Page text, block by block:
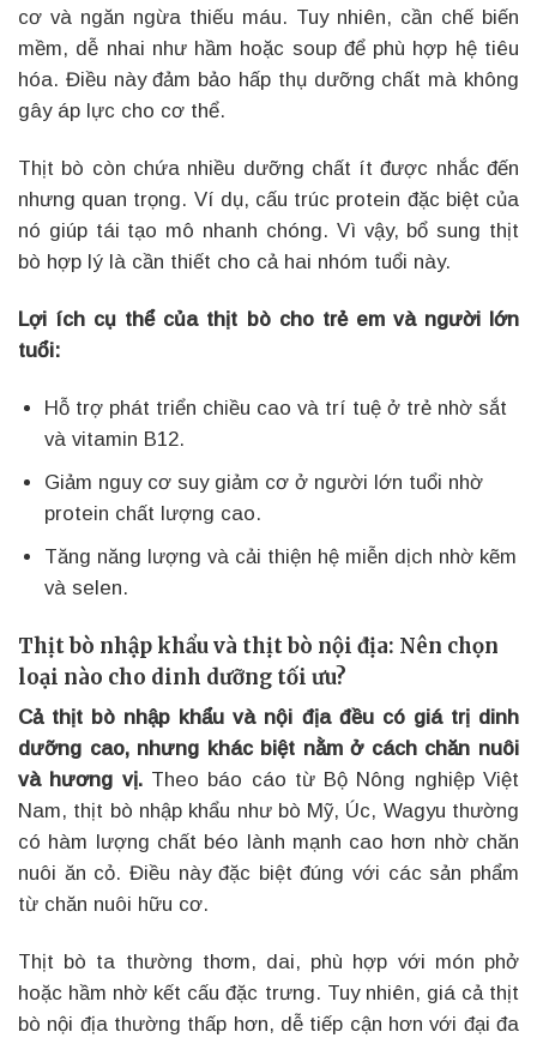
cơ và ngăn ngừa thiếu máu. Tuy nhiên, cần chế biến
mềm, dễ nhai như hầm hoặc soup để phù hợp hệ tiêu
hóa. Điều này đảm bảo hấp thụ dưỡng chất mà không
gây áp lực cho cơ thể.
Thịt bò còn chứa nhiều dưỡng chất ít được nhắc đến
nhưng quan trọng. Ví dụ, cấu trúc protein đặc biệt của
nó giúp tái tạo mô nhanh chóng. Vì vậy, bổ sung thịt
bò hợp lý là cần thiết cho cả hai nhóm tuổi này.
Lợi ích cụ thể của thịt bò cho trẻ em và người lớn
tuổi:
Hỗ trợ phát triển chiều cao và trí tuệ ở trẻ nhờ sắt
và vitamin B12.
Giảm nguy cơ suy giảm cơ ở người lớn tuổi nhờ
protein chất lượng cao.
Tăng năng lượng và cải thiện hệ miễn dịch nhờ kẽm
và selen.
Thịt bò nhập khẩu và thịt bò nội địa: Nên chọn
loại nào cho dinh dưỡng tối ưu?
Cả thịt bò nhập khẩu và nội địa đều có giá trị dinh
dưỡng cao, nhưng khác biệt nằm ở cách chăn nuôi
và hương vị.Theo báo cáo từ Bộ Nông nghiệp Việt
Nam, thịt bò nhập khẩu như bò Mỹ, Úc, Wagyu thường
có hàm lượng chất béo lành mạnh cao hơn nhờ chăn
nuôi ăn cỏ. Điều này đặc biệt đúng với các sản phẩm
từ chăn nuôi hữu cơ.
Thịt bò ta thường thơm, dai, phù hợp với món phở
hoặc hầm nhờ kết cấu đặc trưng. Tuy nhiên, giá cả thịt
bò nội địa thường thấp hơn, dễ tiếp cận hơn với đại đa